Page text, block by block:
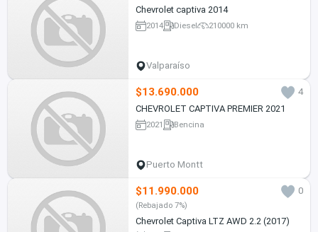
Chevrolet captiva 2014
2014 Diesel 210000 km
Valparaíso
$13.690.000
4
CHEVROLET CAPTIVA PREMIER 2021
2021 Bencina
Puerto Montt
$11.990.000 0
(Rebajado 7%)
Chevrolet Captiva LTZ AWD 2.2 (2017)